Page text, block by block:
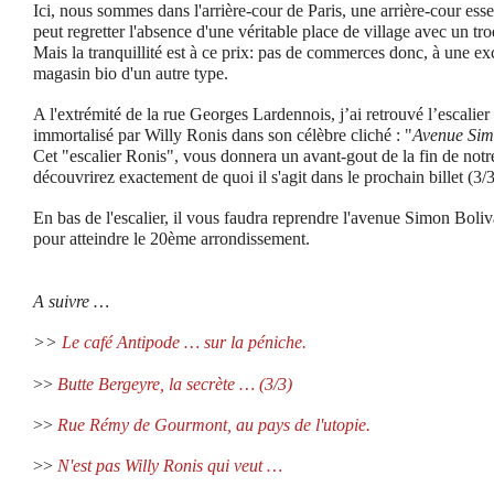
Ici, nous sommes dans l'arrière-cour de Paris, une arrière-cour
peut regretter l'absence d'une véritable place de village avec un
Mais la tranquillité est à ce prix: pas de commerces donc, à une
magasin bio d'un autre type.
A l'extrémité de la rue Georges Lardennois, j’ai retrouvé
immortalisé par Willy Ronis dans son célèbre cliché : "Avenue
Cet "escalier Ronis", vous donnera un avant-gout de la fin de
découvrirez exactement de quoi il s'agit dans le prochain billet
En bas de l'escalier, il vous faudra reprendre l'avenue Simon
pour atteindre le 20ème arrondissement.
A suivre …
>> Le café Antipode … sur la péniche.
>> Butte Bergeyre, la secrète … (3/3)
>> Rue Rémy de Gourmont, au pays de l'utopie.
>> N'est pas Willy Ronis qui veut…